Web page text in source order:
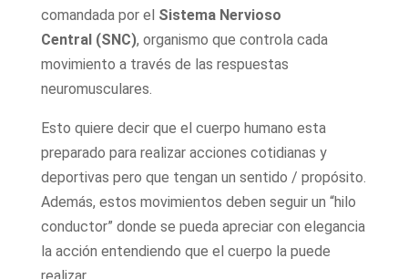
comandada por el Sistema Nervioso
Central (SNC), organismo que controla cada
movimiento a través de las respuestas
neuromusculares.
Esto quiere decir que el cuerpo humano esta
preparado para realizar acciones cotidianas y
deportivas pero que tengan un sentido / propósito.
Además, estos movimientos deben seguir un “hilo
conductor” donde se pueda apreciar con elegancia
la acción entendiendo que el cuerpo la puede